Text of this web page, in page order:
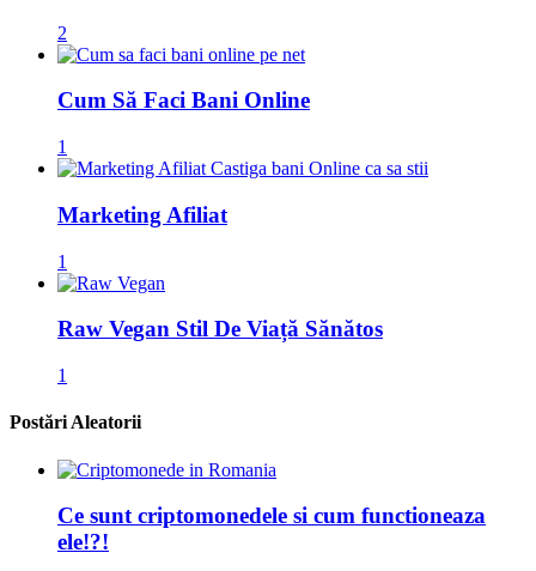
2
Cum Să Faci Bani Online
1
Marketing Afiliat
1
Raw Vegan Stil De Viață Sănătos
1
Postări Aleatorii
Ce sunt criptomonedele si cum functioneaza
ele!?!